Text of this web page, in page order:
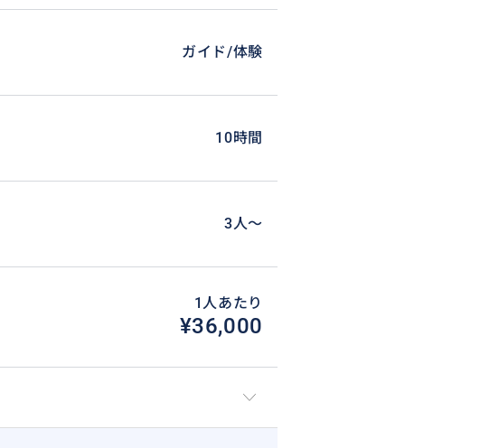
ガイド/体験
10時間
3人〜
1人あたり
¥36,000